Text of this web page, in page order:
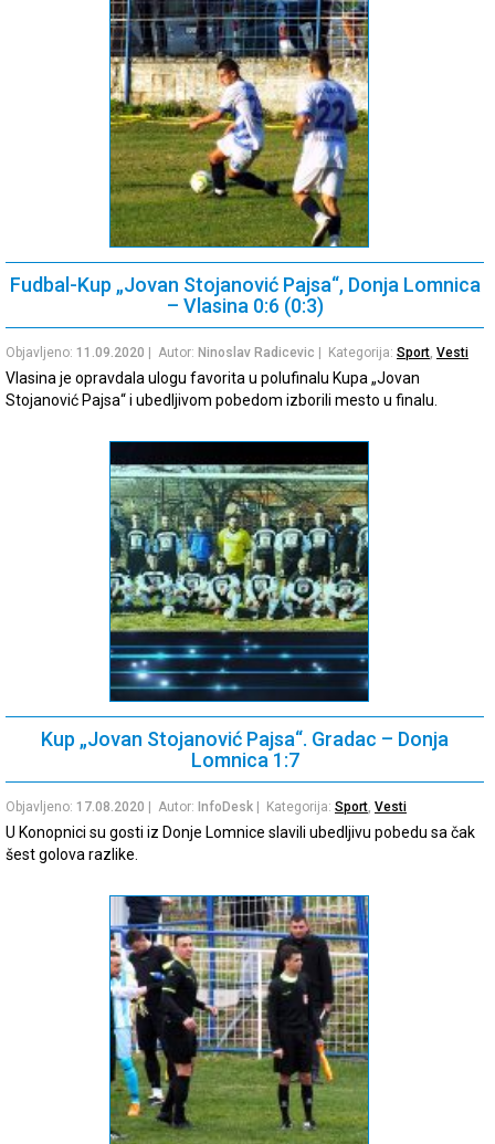
Fudbal-Kup „Jovan Stojanović Pajsa“, Donja Lomnica
– Vlasina 0:6 (0:3)
Objavljeno: 11.09.2020 | Autor: Ninoslav Radicevic | Kategorija: Sport, Vesti
Vlasina je opravdala ulogu favorita u polufinalu Kupa „Jovan
Stojanović Pajsa“ i ubedljivom pobedom izborili mesto u finalu.
Kup „Jovan Stojanović Pajsa“. Gradac – Donja
Lomnica 1:7
Objavljeno: 17.08.2020 | Autor: InfoDesk | Kategorija: Sport Vesti
U Konopnici su gosti iz Donje Lomnice slavili ubedljivu pobedu sa čak
šest golova razlike.